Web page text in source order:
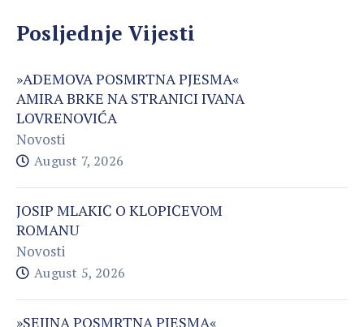
Posljednje Vijesti
»ADEMOVA POSMRTNA PJESMA«
AMIRA BRKE NA STRANICI IVANA
LOVRENOVIĆA
Novosti
August 7, 2026
JOSIP MLAKIĆ O KLOPIĆEVOM
ROMANU
Novosti
August 5, 2026
»SEJINA POSMRTNA PJESMA«